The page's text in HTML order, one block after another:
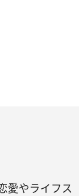
愛やライフス